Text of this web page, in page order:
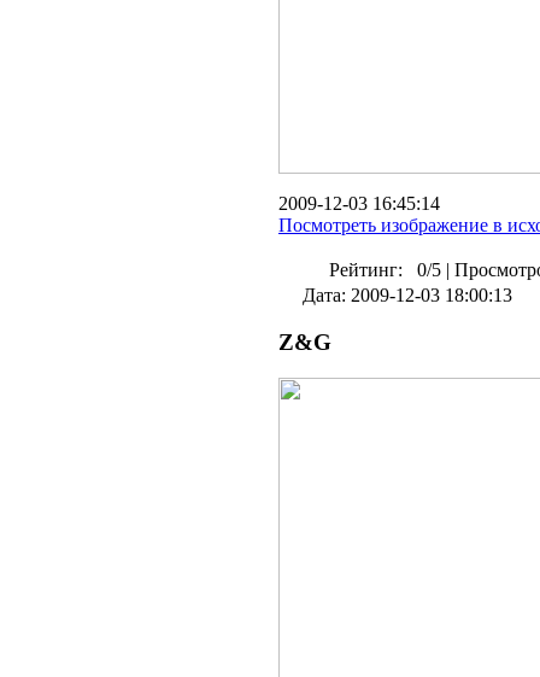
2009-12-03 16:45:14
Посмотреть изображение в
Рейтинг: 0/5 |
Дата: 2009-12-03 18:00:13
Z&G